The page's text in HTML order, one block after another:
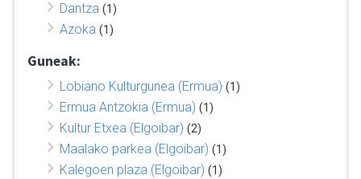
Dantza (1)
Azoka (1)
Guneak:
Lobiano Kulturgunea (Ermua) (1)
Ermua Antzokia (Ermua) (1)
Kultur Etxea (Elgoibar) (2)
Maalako parkea (Elgoibar) (1)
Kalegoen plaza (Elgoibar) (1)